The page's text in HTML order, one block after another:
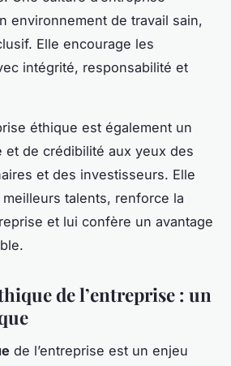
environnement de travail sain,
Elle encourage les
intégrité, responsabilité et
éthique est également un
et de crédibilité aux yeux des
et des investisseurs. Elle
talents, renforce la
et lui confère un avantage
de l’entreprise : un
de l’entreprise est un enjeu